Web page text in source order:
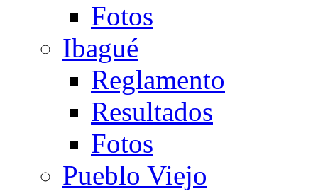
Fotos
Ibagué
Reglamento
Resultados
Fotos
Pueblo Viejo